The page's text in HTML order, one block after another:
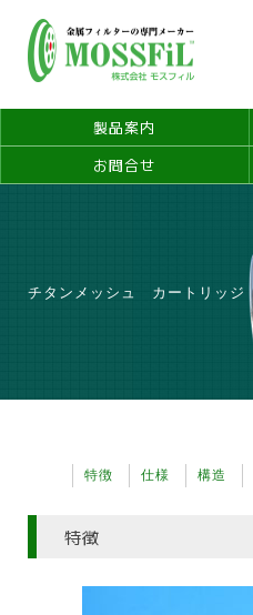
製品案内
お問合せ
チタンメッシュ カートリッジ
特徴 仕様 構造
特徴